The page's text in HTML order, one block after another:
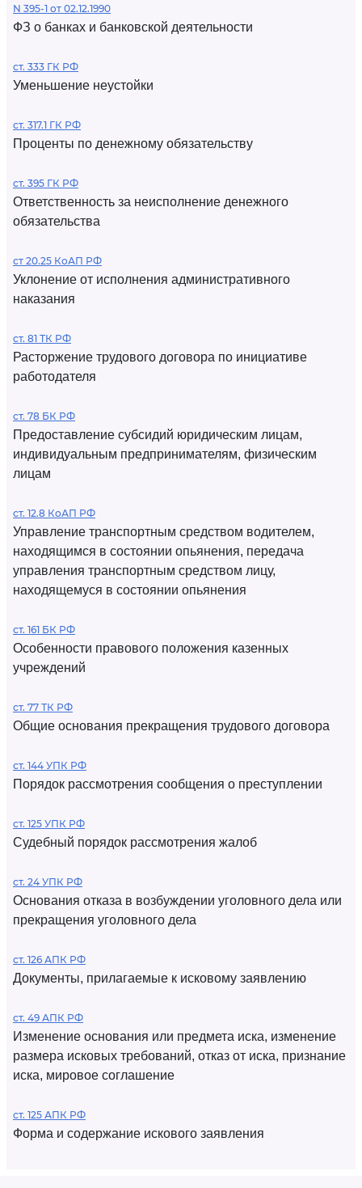
N 395-1 от 02.12.1990
ФЗ о банках и банковской деятельности
ст. 333 ГК РФ
Уменьшение неустойки
ст. 317.1 ГК РФ
Проценты по денежному обязательству
ст. 395 ГК РФ
Ответственность за неисполнение денежного
обязательства
ст 20.25 КоАП РФ
Уклонение от исполнения административного
наказания
ст. 81 ТК РФ
Расторжение трудового договора по инициативе
работодателя
ст. 78 БК РФ
Предоставление субсидий юридическим лицам,
индивидуальным предпринимателям, физическим
лицам
ст. 12.8 КоАП РФ
Управление транспортным средством водителем,
находящимся в состоянии опьянения, передача
управления транспортным средством лицу,
находящемуся в состоянии опьянения
ст. 161 БК РФ
Особенности правового положения казенных
учреждений
ст. 77 ТК РФ
Общие основания прекращения трудового договора
ст. 144 УПК РФ
Порядок рассмотрения сообщения о преступлении
ст. 125 УПК РФ
Судебный порядок рассмотрения жалоб
ст. 24 УПК РФ
Основания отказа в возбуждении уголовного дела или
прекращения уголовного дела
ст. 126 АПК РФ
Документы, прилагаемые к исковому заявлению
ст. 49 АПК РФ
Изменение основания или предмета иска, изменение
размера исковых требований, отказ от иска, признание
иска, мировое соглашение
ст. 125 АПК РФ
Форма и содержание искового заявления